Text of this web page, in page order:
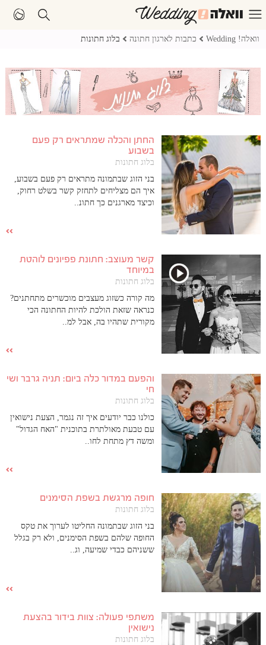
וואלה! Wedding כתבות לארגון חתונה בלוג חתונות
החתן והכלה שמתראים רק פעם
בשבוע
בלוג חתונות
בני הזוג שבתמונה מתראים רק פעם בשבוע,
איך הם מצליחים לתחזק קשר בשלט רחוק,
וכיצד מארגנים כך חתונ..
קשר מעוצב: חתונת פפיונים לוהטת
במיוחד
בלוג חתונות
מה קורה כשזוג מעצבים מוכשרים מתחתנים?
כנראה שזאת הולכת להיות החתונה הכי
מקורית שתהיו בה, אבל למ..
והפעם במדור כלה ביום: תניה גרבר ושי
חי
בלוג חתונות
כולנו כבר יודעים איך זה נגמר, הצעת נישואין
עם טבעת מאולתרת בתוכנית "האח הגדול"
ומשה דץ מתחת לחו..
חופה מרגשת בשפת הסימנים
בלוג חתונות
בני הזוג שבתמונה החליטו לערוך את טקס
החופה שלהם בשפת הסימנים, ולא רק בגלל
ששניהם כבדי שמיעה, וג..
משתפי פעולה: צוות בידור בהצעת
נישואין
בלוג חתונות